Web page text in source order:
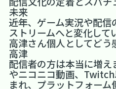
未来
――近年、ゲーム実況や配
ストリームへと変化し
高津さん個人としてどう
高津
配信者の方は本当に増
やニコニコ動画、
まれ、プラットフォー